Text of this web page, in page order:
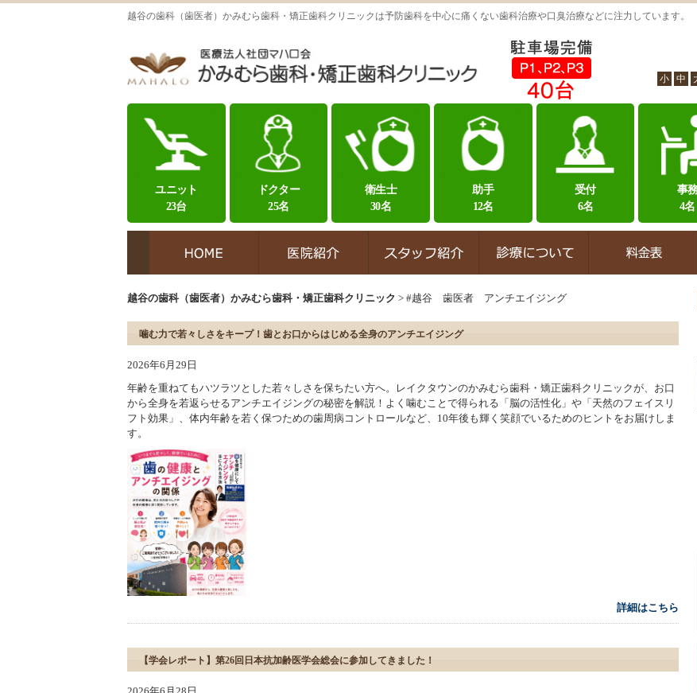
越谷の歯科（歯医者）かみむら歯科・矯正歯科クリニックは予防歯科を中心に痛くない歯科治療や口臭治療などに注力しています。
小 中
ユニット
23台
ドクター
25名
衛生士
30名
助手
12名
受付
6名
事
4名
越谷の歯科（歯医者）かみむら歯科・矯正歯科クリニック > #越谷 歯医者 アンチエイジング
噛む力で若々しさをキープ！歯とお口からはじめる全身のアンチエイジング
2026年6月29日
年齢を重ねてもハツラツとした若々しさを保ちたい方へ。レイクタウンのかみむら歯科・矯正歯科クリニックが、お口
から全身を若返らせるアンチエイジングの秘密を解説！よく噛むことで得られる「脳の活性化」や「天然のフェイスリ
フト効果」、体内年齢を若く保つための歯周病コントロールなど、10年後も輝く笑顔でいるためのヒントをお届けしま
す。
詳細はこちら
【学会レポート】第26回日本抗加齢医学会総会に参加してきました！